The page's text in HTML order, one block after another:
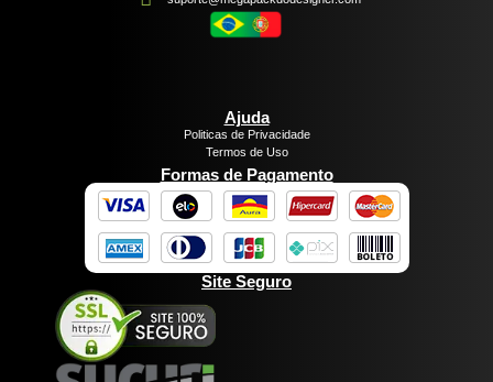
Ajuda
Politicas de Privacidade
Termos de Uso
Formas de Pagamento
Site Seguro